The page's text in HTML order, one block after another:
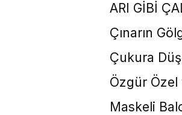
ARI GİBİ
Çınarın
Çukura
Özgür Özel
Maskeli